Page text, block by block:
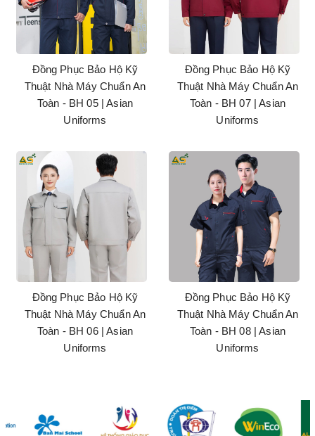
Đồng Phục Bảo Hộ Kỹ
Thuật Nhà Máy Chuẩn An
Toàn - BH 05 | Asian
Uniforms
Đồng Phục Bảo Hộ Kỹ
Thuật Nhà Máy Chuẩn An
Toàn - BH 06 | Asian
Uniforms
Đồng Phục Bảo Hộ Kỹ
Thuật Nhà Máy Chuẩn An
Toàn - BH 07 | Asian
Uniforms
Đồng Phục Bảo Hộ Kỹ
Thuật Nhà Máy Chuẩn An
Toàn - BH 08 | Asian
Uniforms